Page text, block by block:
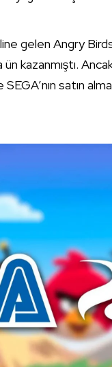
gelen Angry
ün kazanmıştı.
satın